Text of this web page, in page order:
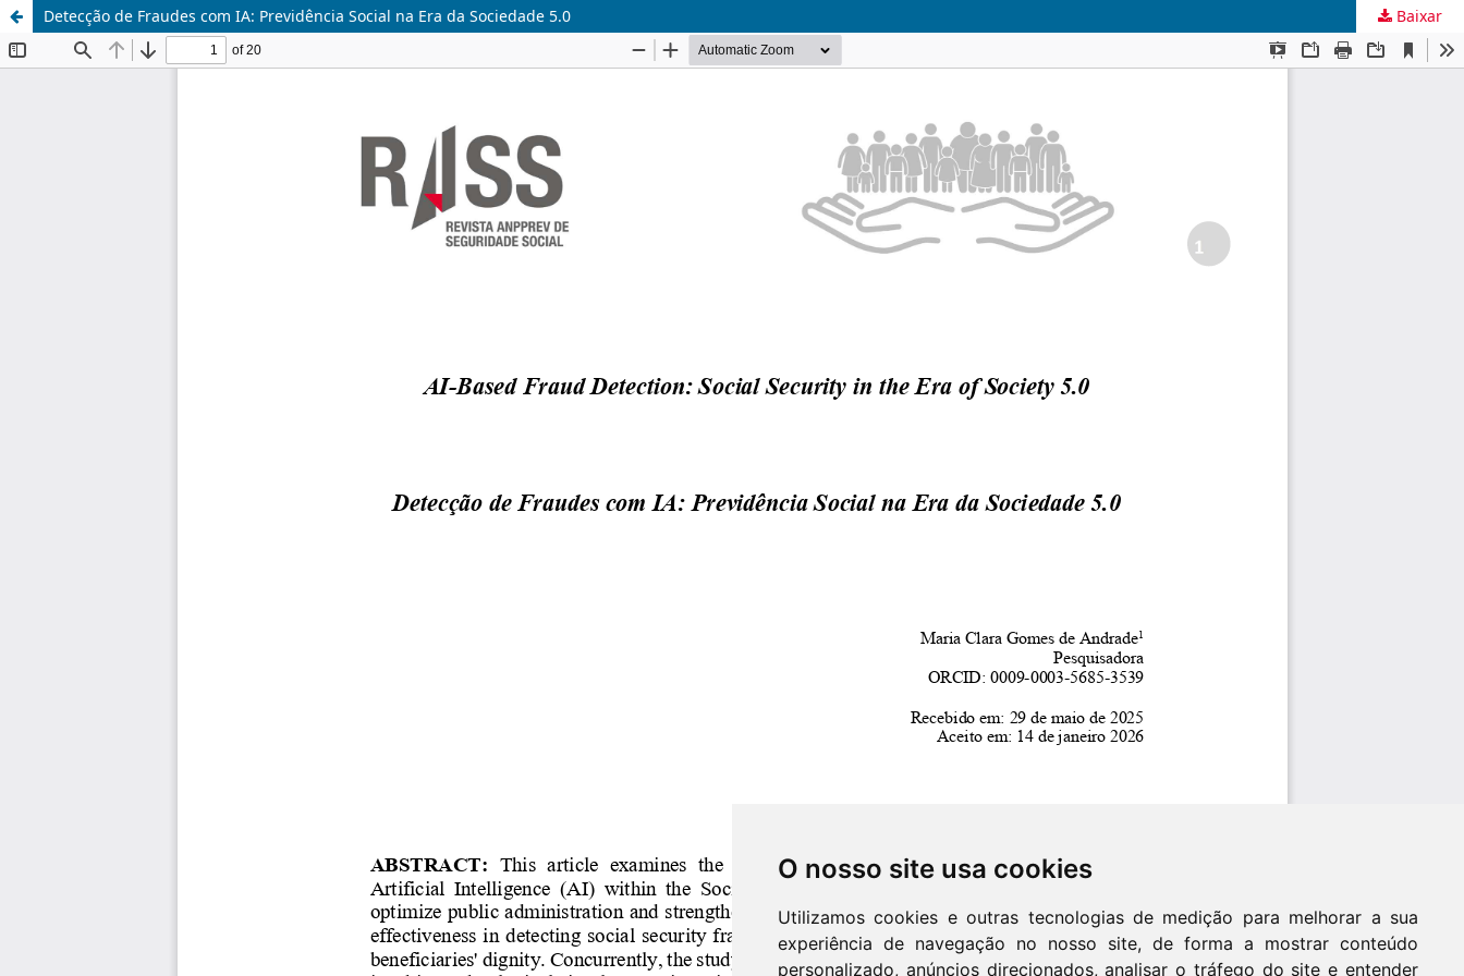
O nosso site usa cookies
Utilizamos cookies e outras tecnologias de medição para melhorar a sua
experiência de navegação no nosso site, de forma a mostrar conteúdo
personalizado, anúncios direcionados, analisar o tráfego do site e entender
Detecção de Fraudes com IA: Previdência Social na Era da Sociedade 5.0
Baixar
Update cookies preferences